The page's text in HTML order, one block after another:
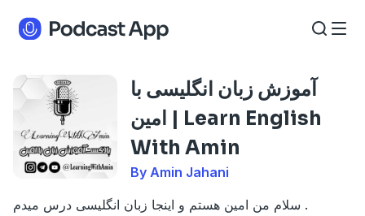
آموزش زبان انگلیسی با
امین | Learn English
With Amin
By Amin Jahani
سلام من امین هستم و اینجا زبان انگلیسی درس میدم .